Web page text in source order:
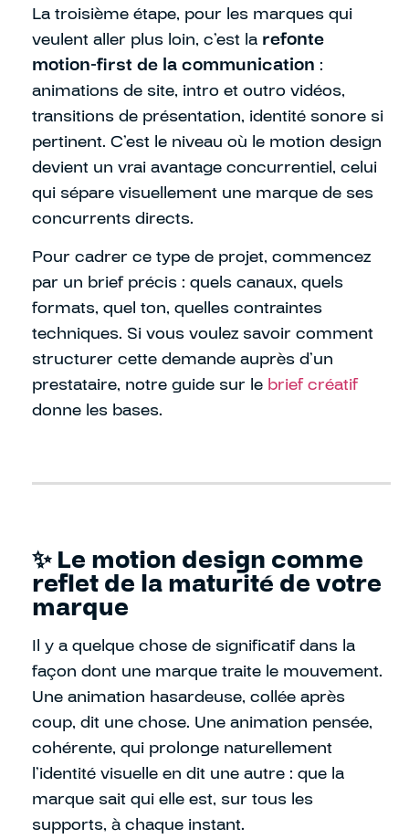
La troisième étape, pour les marques qui
veulent aller plus loin, c’est la refonte
motion-first de la communication :
animations de site, intro et outro vidéos,
transitions de présentation, identité sonore si
pertinent. C’est le niveau où le motion design
devient un vrai avantage concurrentiel, celui
qui sépare visuellement une marque de ses
concurrents directs.
Pour cadrer ce type de projet, commencez
par un brief précis : quels canaux, quels
formats, quel ton, quelles contraintes
techniques. Si vous voulez savoir comment
structurer cette demande auprès d’un
prestataire, notre guide sur le brief créatif
donne les bases.
✨ Le motion design comme
reflet de la maturité de votre
marque
Il y a quelque chose de significatif dans la
façon dont une marque traite le mouvement.
Une animation hasardeuse, collée après
coup, dit une chose. Une animation pensée,
cohérente, qui prolonge naturellement
l’identité visuelle en dit une autre : que la
marque sait qui elle est, sur tous les
supports, à chaque instant.